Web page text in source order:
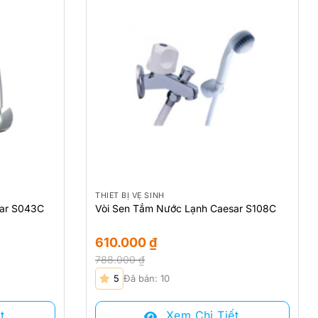
S043C
THIẾT BỊ VỆ SINH
Vòi Sen Tắm Nước Lạnh Caesar S108C
788.000₫
Giá
gốc
là:
610.000₫
Giá
hiện
tại
5 Đã bán: 10